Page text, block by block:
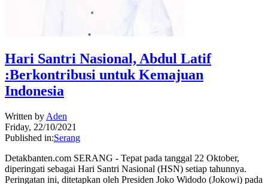
Hari Santri Nasional, Abdul Latif
:Berkontribusi untuk Kemajuan
Indonesia
Written by Aden
Friday, 22/10/2021
Published in:Serang
Detakbanten.com SERANG - Tepat pada tanggal 22 Oktober,
diperingati sebagai Hari Santri Nasional (HSN) setiap tahunnya.
Peringatan ini, ditetapkan oleh Presiden Joko Widodo (Jokowi) pada